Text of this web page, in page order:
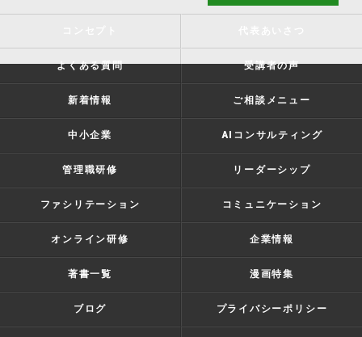
よくある質問 受講者の声
新着情報 ご相談メニュー
中小企業 AIコンサルティング
管理職研修 リーダーシップ
ファシリテーション コミュニケーション
オンライン研修 企業情報
著書一覧 漫画特集
ブログ プライバシーポリシー